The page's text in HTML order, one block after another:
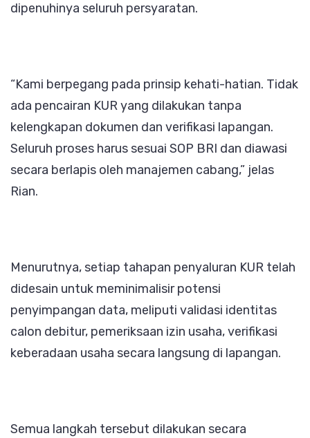
dipenuhinya seluruh persyaratan.
“Kami berpegang pada prinsip kehati-hatian. Tidak
ada pencairan KUR yang dilakukan tanpa
kelengkapan dokumen dan verifikasi lapangan.
Seluruh proses harus sesuai SOP BRI dan diawasi
secara berlapis oleh manajemen cabang,” jelas
Rian.
Menurutnya, setiap tahapan penyaluran KUR telah
didesain untuk meminimalisir potensi
penyimpangan data, meliputi validasi identitas
calon debitur, pemeriksaan izin usaha, verifikasi
keberadaan usaha secara langsung di lapangan.
Semua langkah tersebut dilakukan secara